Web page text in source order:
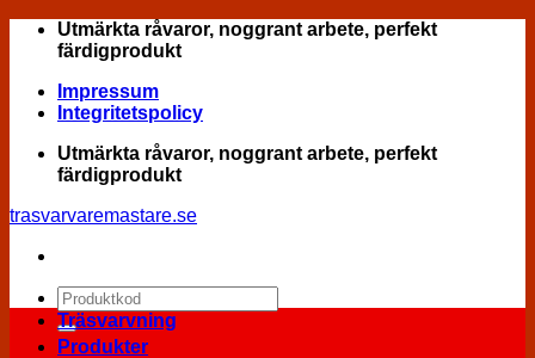
Skip
Utmärkta råvaror, noggrant arbete, perfekt
färdigprodukt
Impressum
Integritetspolicy
Utmärkta råvaror, noggrant arbete, perfekt
färdigprodukt
trasvarvaremastare.se
Sök
efter:
Träsvarvning
Produkter